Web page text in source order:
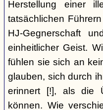
Herstellung einer
tatsächlichen
HJ-Gegnerschaft
einheitlicher Geist.
fühlen sie sich an
glauben, sich durch
erinnert [!], als die
können. Wie